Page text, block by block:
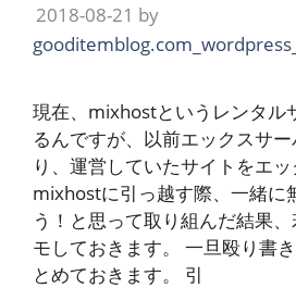
2018-08-21 by
現在、mixhostというレンタル
るんですが、以前エックスサ
り、運営していたサイトをエ
mixhostに引っ越す際、一緒に
う！と思って取り組んだ結果
モしておきます。 一旦殴り書
とめておきます。 引